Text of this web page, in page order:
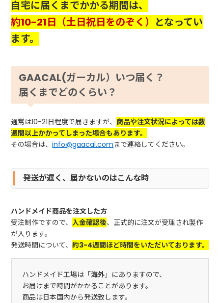
自宅に届くまでかかる期間は、
約10-21日（土日祝日をのぞく） となってい
ます。
GAACAL(ガーカル）いつ届く？
届くまでどのくらい？
通常は10-21日程度で届きますが、商品や注文状況によっては数
週間以上かかってしまった場合もあります。
その場合は、info@gaacal.comまで連絡してください。
発送が遅く、届かないのはこんな時
ハンドメイド商品を注文した方
受注制作ですので、入金確認後、正式的に注文が受理され製作
が入ります。
発送時間について、約3-4週間ほど時間をいただいております。
ハンドメイド工場は「海外」にありますので、
お届けまで時間がかかることがあります。
商品は日本国内から発送致します。